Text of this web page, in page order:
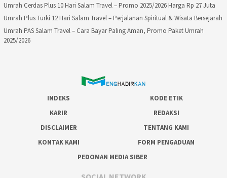
Umrah Cerdas Plus 10 Hari Salam Travel – Promo 2025/2026 Harga Rp 27 Juta
Umrah Plus Turki 12 Hari Salam Travel – Perjalanan Spiritual & Wisata Bersejarah
Umrah PAS Salam Travel – Cara Bayar Paling Aman, Promo Paket Umrah
2025/2026
INDEKS
KODE ETIK
KARIR
REDAKSI
DISCLAIMER
TENTANG KAMI
KONTAK KAMI
FORM PENGADUAN
PEDOMAN MEDIA SIBER